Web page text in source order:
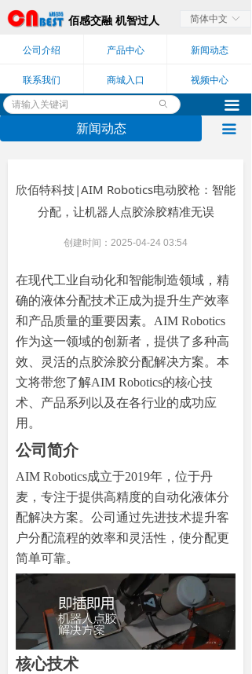
佰感交融 机智过人 ꀅ
简体中文
끀
ꄙ
公司介绍 产品中心 新闻动态
联系我们 商城入口 视频中心
新闻动态 끀
欣佰特科技|AIM Robotics电动胶枪：智能
分配，让机器人点胶涂胶精准无误
创建时间： 2025-04-24 03:54
在现代工业自动化和智能制造领域，精
确的液体分配技术正成为提升生产效率
和产品质量的重要因素。 AIM Robotics
作为这一领域的创新者，提供了多种高
效、灵活的点胶涂胶分配解决方案。本
文将带您了解AIM Robotics的核心技
术、产品系列以及在各行业的成功应
用。
公司简介
AIM Robotics成立于2019年，位于丹
麦，专注于提供高精度的自动化液体分
配解决方案。公司通过先进技术提升客
户分配流程的效率和灵活性，使分配更
简单可靠。
核心技术